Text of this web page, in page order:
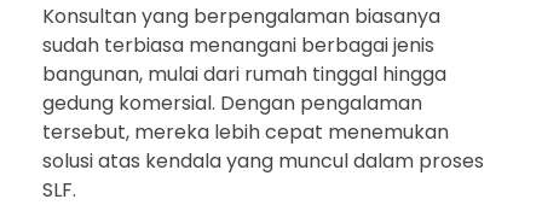
Konsultan yang berpengalaman biasanya
sudah terbiasa menangani berbagai jenis
bangunan, mulai dari rumah tinggal hingga
gedung komersial. Dengan pengalaman
tersebut, mereka lebih cepat menemukan
solusi atas kendala yang muncul dalam proses
SLF.